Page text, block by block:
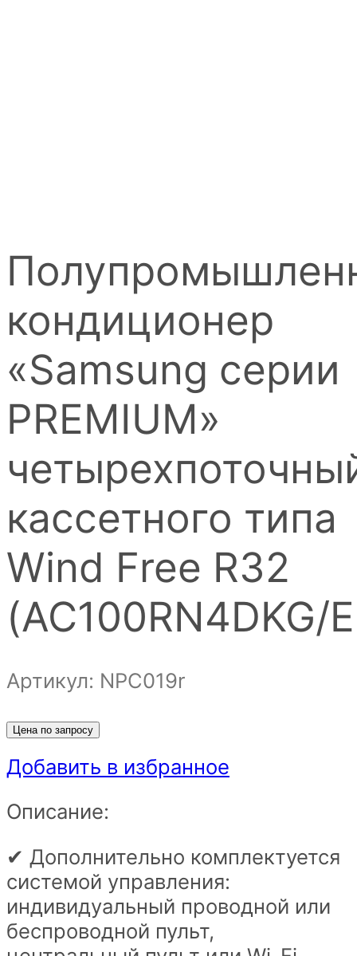
кондиционер
«Samsung серии
PREMIUM»
кассетного типа
Wind Free R32
(AC100RN4DKG/
Артикул: NPС019r
Цена по запросу
Добавить в избранное
Описание:
✔ Дополнительно комплектуется
системой управления:
индивидуальный проводной или
беспроводной пульт,